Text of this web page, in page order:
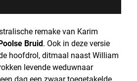
remake van Karim
Bruid. Ook in deze versie
hoofdrol, ditmaal naast William
levende weduwnaar